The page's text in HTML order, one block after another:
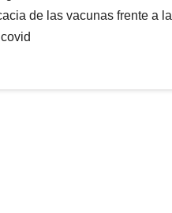
de las vacunas frente a la